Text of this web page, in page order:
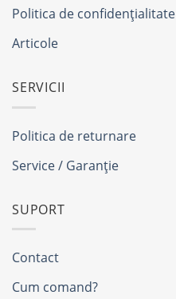
Politica de confidențialitate
Articole
SERVICII
Politica de returnare
Service / Garanție
SUPORT
Contact
Cum comand?